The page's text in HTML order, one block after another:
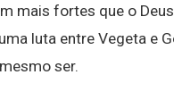
mais fortes que o
luta entre Vegeta e
ser.